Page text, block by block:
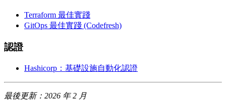
Terraform 最佳實踐
GitOps 最佳實踐 (Codefresh)
認證
Hashicorp：基礎設施自動化認證
最後更新：2026 年 2 月